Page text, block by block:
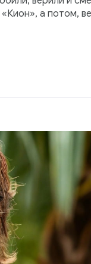
а потом,